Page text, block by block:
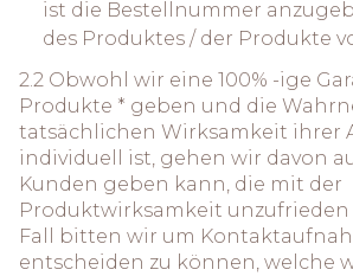
ist die Bestellnummer
des Produktes / der Produkte
2.2 Obwohl wir eine 100% -ige
Produkte * geben und die
tatsächlichen Wirksamkeit ihrer
individuell ist, gehen wir davon
Kunden geben kann, die mit der
Produktwirksamkeit unzufrieden
Fall bitten wir um
entscheiden zu können, welche